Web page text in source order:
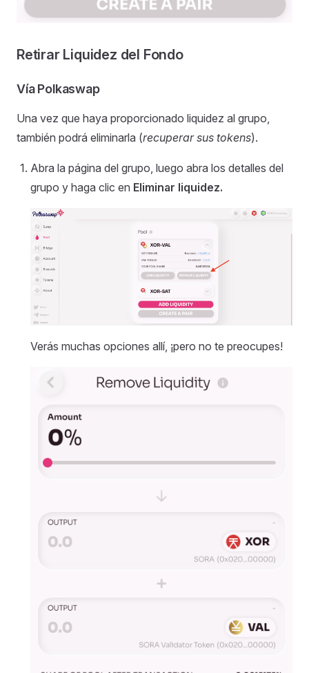
Retirar Liquidez del Fondo
Vía Polkaswap
Una vez que haya proporcionado liquidez al grupo,
también podrá eliminarla (recuperar sus tokens).
Abra la página del grupo, luego abra los detalles del
grupo y haga clic en Eliminar liquidez.
Verás muchas opciones allí, ¡pero no te preocupes!